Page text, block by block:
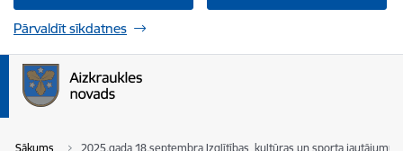
Pārvaldīt sīkdatnes
Sākums 2025.gada 18.septembra Izglītības, kultūras un sporta jautājumu